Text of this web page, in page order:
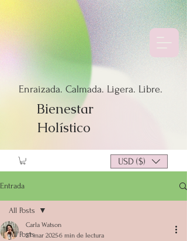
Enraizada. Calmada. Ligera. Libre.
Bienestar
Holístico
USD ($)
Entrada
All Posts
All Posts
Carla Watson
27 mar 20256 min de lectura